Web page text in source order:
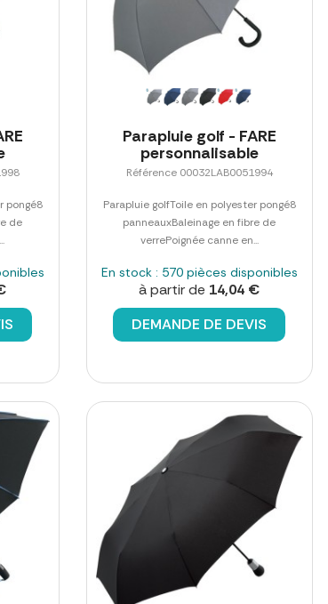
pongé8
de
Parapluie golf - FARE
personnalisable
Référence 00032LAB0051994
Parapluie golfToile en polyester pongé8
panneauxBaleinage en fibre de
verrePoignée canne en...
En stock : 570 pièces disponibles
à partir de 14,04 €
DEMANDE DE DEVIS